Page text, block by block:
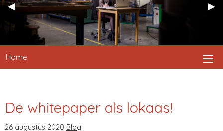
Previous
Slide
◀︎ ▶︎
Home
De whitepaper als lokaas!
26 augustus 2020 Blog